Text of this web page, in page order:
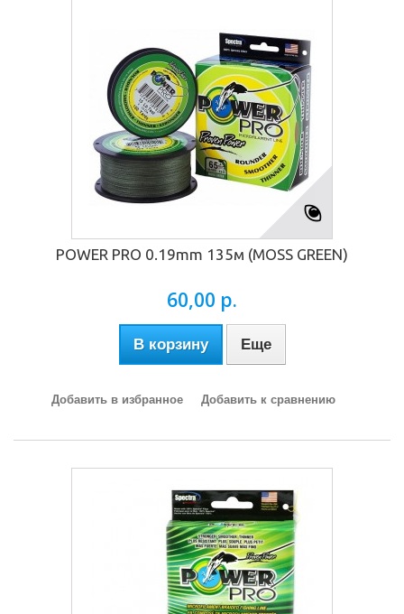
POWER PRO 0.19mm 135м (MOSS GREEN)
60,00 р.
В корзину Еще
Добавить в избранное Добавить к сравнению